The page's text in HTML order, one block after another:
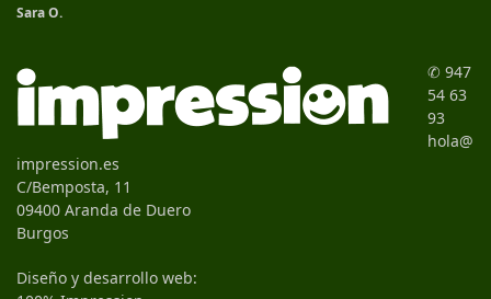
Sara O.
✆ 947
54 63
93
hola@
impression.es
C/Bemposta, 11
09400 Aranda de Duero
Burgos
Diseño y desarrollo web: